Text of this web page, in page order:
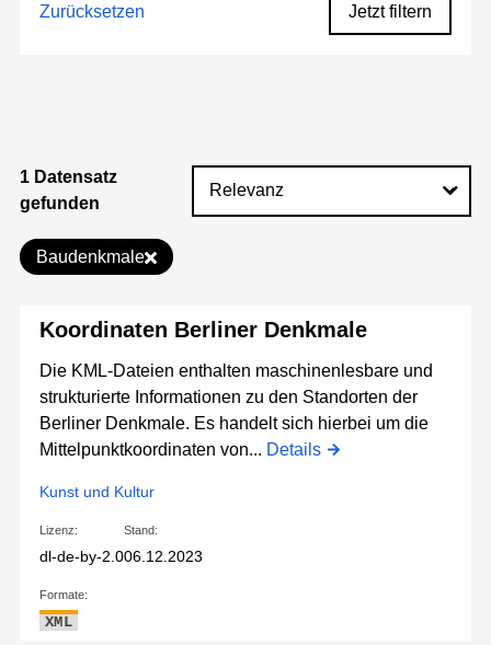
Zurücksetzen Jetzt filtern
1 Datensatz
gefunden
Baudenkmale
Koordinaten Berliner Denkmale
Die KML-Dateien enthalten maschinenlesbare und
strukturierte Informationen zu den Standorten der
Berliner Denkmale. Es handelt sich hierbei um die
Mittelpunktkoordinaten von... Details
Kunst und Kultur
Lizenz:
dl-de-by-2.0
Stand:
06.12.2023
Formate:
XML